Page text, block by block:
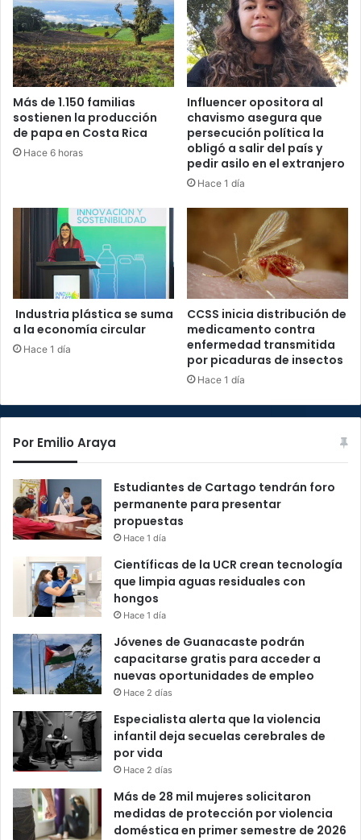
Más de 1.150 familias
sostienen la producción
de papa en Costa Rica
Hace 6 horas
Influencer opositora al
chavismo asegura que
persecución política la
obligó a salir del país y
pedir asilo en el extranjero
Hace 1 día
Industria plástica se suma
a la economía circular
Hace 1 día
CCSS inicia distribución de
medicamento contra
enfermedad transmitida
por picaduras de insectos
Hace 1 día
Por Emilio Araya
Estudiantes de Cartago tendrán foro
permanente para presentar
propuestas
Hace 1 día
Científicas de la UCR crean tecnología
que limpia aguas residuales con
hongos
Hace 1 día
Jóvenes de Guanacaste podrán
capacitarse gratis para acceder a
nuevas oportunidades de empleo
Hace 2 días
Especialista alerta que la violencia
infantil deja secuelas cerebrales de
por vida
Hace 2 días
Más de 28 mil mujeres solicitaron
medidas de protección por violencia
doméstica en primer semestre de 2026